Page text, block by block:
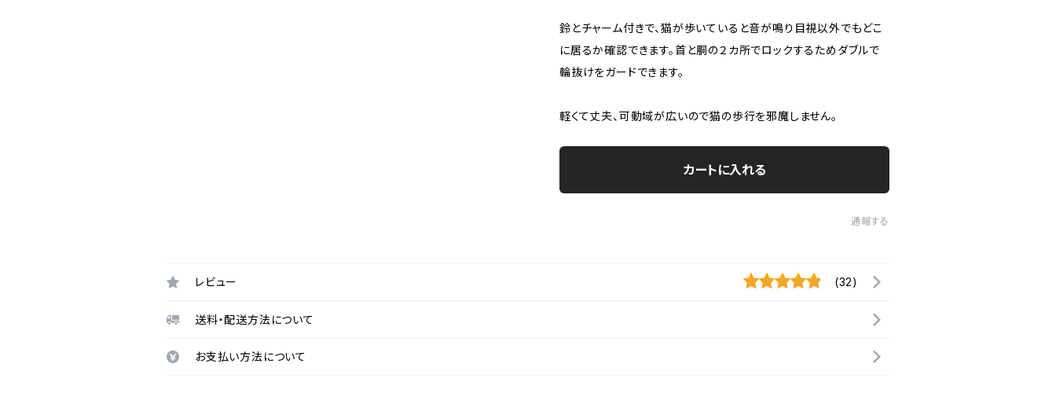
鈴とチャーム付きで、猫が歩いていると音が鳴り目視以外でもどこ
に居るか確認できます。首と胴の２カ所でロックするためダブルで
輪抜けをガードできます。
軽くて丈夫、可動域が広いので猫の歩行を邪魔しません。
カートに入れる
通報する
レビュー (32)
送料・配送方法について
お支払い方法について